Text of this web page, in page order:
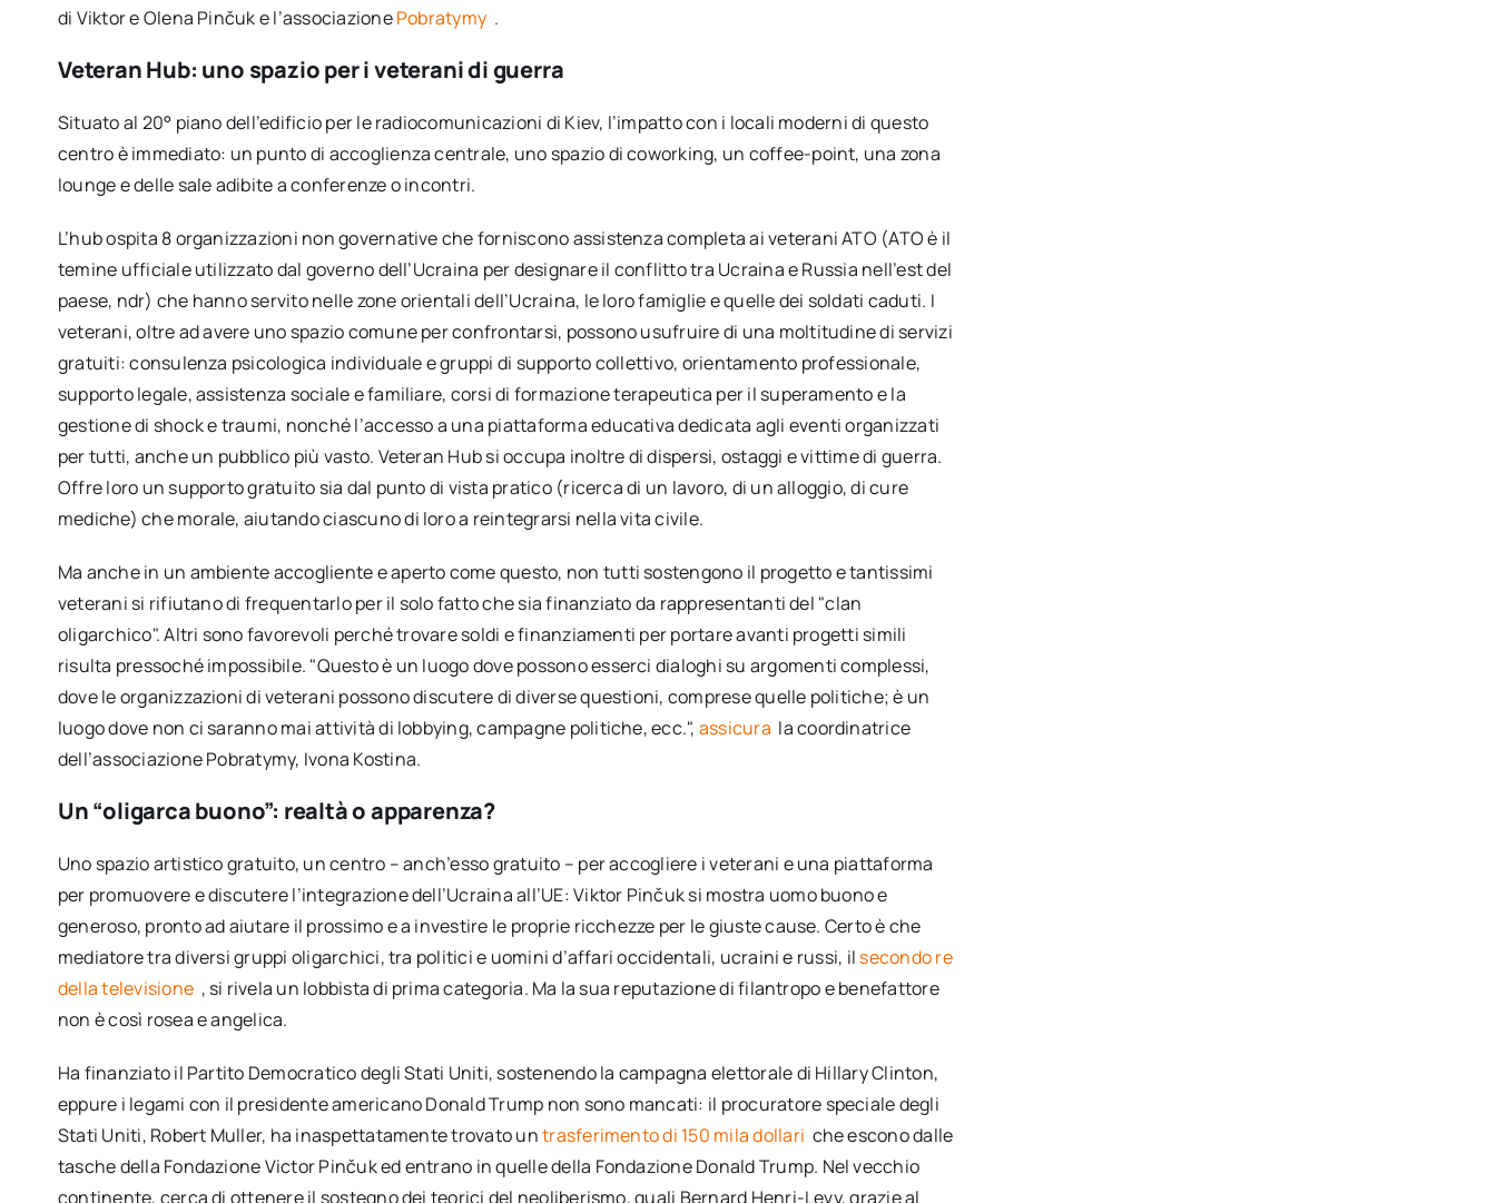
di Viktor e Olena Pinčuk e l’associazionePobratymy .
Veteran Hub: uno spazio per i veterani di guerra
Situato al 20° piano dell’edificio per le radiocomunicazioni di Kiev, l’impatto con i locali moderni di questo
centro è immediato: un punto di accoglienza centrale, uno spazio di coworking, un coffee-point, una zona
lounge e delle sale adibite a conferenze o incontri.
L’hub ospita 8 organizzazioni non governative che forniscono assistenza completa ai veterani ATO (ATO è il
temine ufficiale utilizzato dal governo dell’Ucraina per designare il conflitto tra Ucraina e Russia nell’est del
paese, ndr) che hanno servito nelle zone orientali dell’Ucraina, le loro famiglie e quelle dei soldati caduti. I
veterani, oltre ad avere uno spazio comune per confrontarsi, possono usufruire di una moltitudine di servizi
gratuiti: consulenza psicologica individuale e gruppi di supporto collettivo, orientamento professionale,
supporto legale, assistenza sociale e familiare, corsi di formazione terapeutica per il superamento e la
gestione di shock e traumi, nonché l’accesso a una piattaforma educativa dedicata agli eventi organizzati
per tutti, anche un pubblico più vasto. Veteran Hub si occupa inoltre di dispersi, ostaggi e vittime di guerra.
Offre loro un supporto gratuito sia dal punto di vista pratico (ricerca di un lavoro, di un alloggio, di cure
mediche) che morale, aiutando ciascuno di loro a reintegrarsi nella vita civile.
Ma anche in un ambiente accogliente e aperto come questo, non tutti sostengono il progetto e tantissimi
veterani si rifiutano di frequentarlo per il solo fatto che sia finanziato da rappresentanti del "clan
oligarchico". Altri sono favorevoli perché trovare soldi e finanziamenti per portare avanti progetti simili
risulta pressoché impossibile. "Questo è un luogo dove possono esserci dialoghi su argomenti complessi,
dove le organizzazioni di veterani possono discutere di diverse questioni, comprese quelle politiche; è un
luogo dove non ci saranno mai attività di lobbying, campagne politiche, ecc.", assicura la coordinatrice
dell’associazione Pobratymy, Ivona Kostina.
Un “oligarca buono”: realtà o apparenza?
Uno spazio artistico gratuito, un centro – anch’esso gratuito – per accogliere i veterani e una piattaforma
per promuovere e discutere l’integrazione dell’Ucraina all’UE: Viktor Pinčuk si mostra uomo buono e
generoso, pronto ad aiutare il prossimo e a investire le proprie ricchezze per le giuste cause. Certo è che
mediatore tra diversi gruppi oligarchici, tra politici e uomini d’affari occidentali, ucraini e russi, il secondo re
della televisione , si rivela un lobbista di prima categoria. Ma la sua reputazione di filantropo e benefattore
non è così rosea e angelica.
Ha finanziato il Partito Democratico degli Stati Uniti, sostenendo la campagna elettorale di Hillary Clinton,
eppure i legami con il presidente americano Donald Trump non sono mancati: il procuratore speciale degli
Stati Uniti, Robert Muller, ha inaspettatamente trovato untrasferimento di 150 mila dollari che escono dalle
tasche della Fondazione Victor Pinčuk ed entrano in quelle della Fondazione Donald Trump. Nel vecchio
continente, cerca di ottenere il sostegno dei teorici del neoliberismo, quali Bernard Henri-Levy, grazie al